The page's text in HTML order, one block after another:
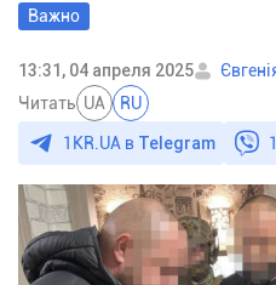
Важно
13:31, 04 апреля 2025
Читать UA RU
1KR.UA в Telegram